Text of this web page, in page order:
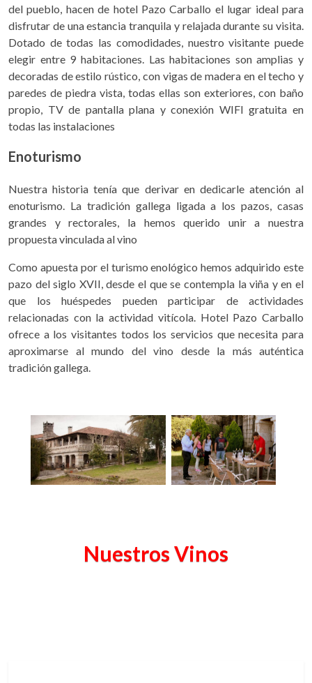
del pueblo, hacen de hotel Pazo Carballo el lugar ideal para
disfrutar de una estancia tranquila y relajada durante su visita.
Dotado de todas las comodidades, nuestro visitante puede
elegir entre 9 habitaciones. Las habitaciones son amplias y
decoradas de estilo rústico, con vigas de madera en el techo y
paredes de piedra vista, todas ellas son exteriores, con baño
propio, TV de pantalla plana y conexión WIFI gratuita en
todas las instalaciones
Enoturismo
Nuestra historia tenía que derivar en dedicarle atención al
enoturismo. La tradición gallega ligada a los pazos, casas
grandes y rectorales, la hemos querido unir a nuestra
propuesta vinculada al vino
Como apuesta por el turismo enológico hemos adquirido este
pazo del siglo XVII, desde el que se contempla la viña y en el
que los huéspedes pueden participar de actividades
relacionadas con la actividad vitícola. Hotel Pazo Carballo
ofrece a los visitantes todos los servicios que necesita para
aproximarse al mundo del vino desde la más auténtica
tradición gallega.
Nuestros Vinos